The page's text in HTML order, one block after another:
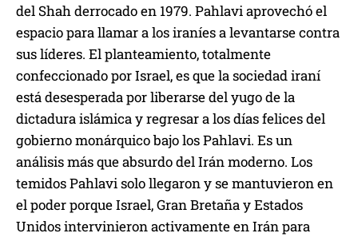
del Shah derrocado en 1979. Pahlavi aprovechó el
espacio para llamar a los iraníes a levantarse contra
sus líderes. El planteamiento, totalmente
confeccionado por Israel, es que la sociedad iraní
está desesperada por liberarse del yugo de la
dictadura islámica y regresar a los días felices del
gobierno monárquico bajo los Pahlavi. Es un
análisis más que absurdo del Irán moderno. Los
temidos Pahlavi solo llegaron y se mantuvieron en
el poder porque Israel, Gran Bretaña y Estados
Unidos intervinieron activamente en Irán para